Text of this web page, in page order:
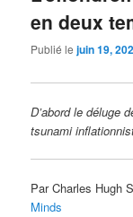
en deux
Publié lejuin 19,
D’abord le déluge
tsunami
Par Charles Hugh
Minds